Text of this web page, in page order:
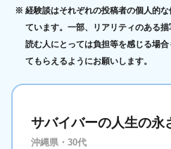
経験談はそれぞれの投稿者の個人的
ています。一部、リアリティのある描
読む人にとっては負担等を感じる場
てもらえるようにお願いします。
サバイバーの人生の永
沖縄県・30代